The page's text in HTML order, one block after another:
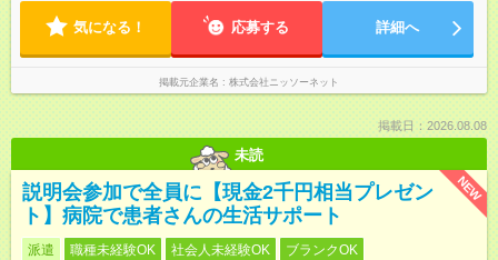
気になる！ 応募する 詳細へ
掲載元企業名 株式会社ニッソーネット
掲載日：2026.08.08
未読
NEW
説明会参加で全員に【現金2千円相当プレゼン
ト】病院で患者さんの生活サポート
派遣 職種未経験OK 社会人未経験OK
ブランクOK